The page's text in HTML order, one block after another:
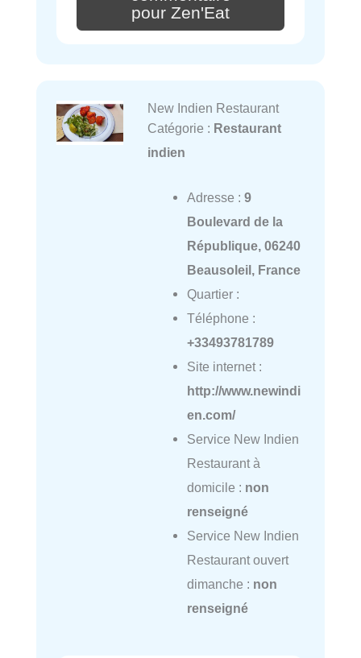
pour Zen'Eat
New Indien Restaurant
Catégorie : Restaurant
indien
Adresse : 9
Boulevard de la
République, 06240
Beausoleil, France
Quartier :
Téléphone :
+33493781789
Site internet :
http://www.newindi
en.com/
Service New Indien
Restaurant à
domicile : non
renseigné
Service New Indien
Restaurant ouvert
dimanche : non
renseigné